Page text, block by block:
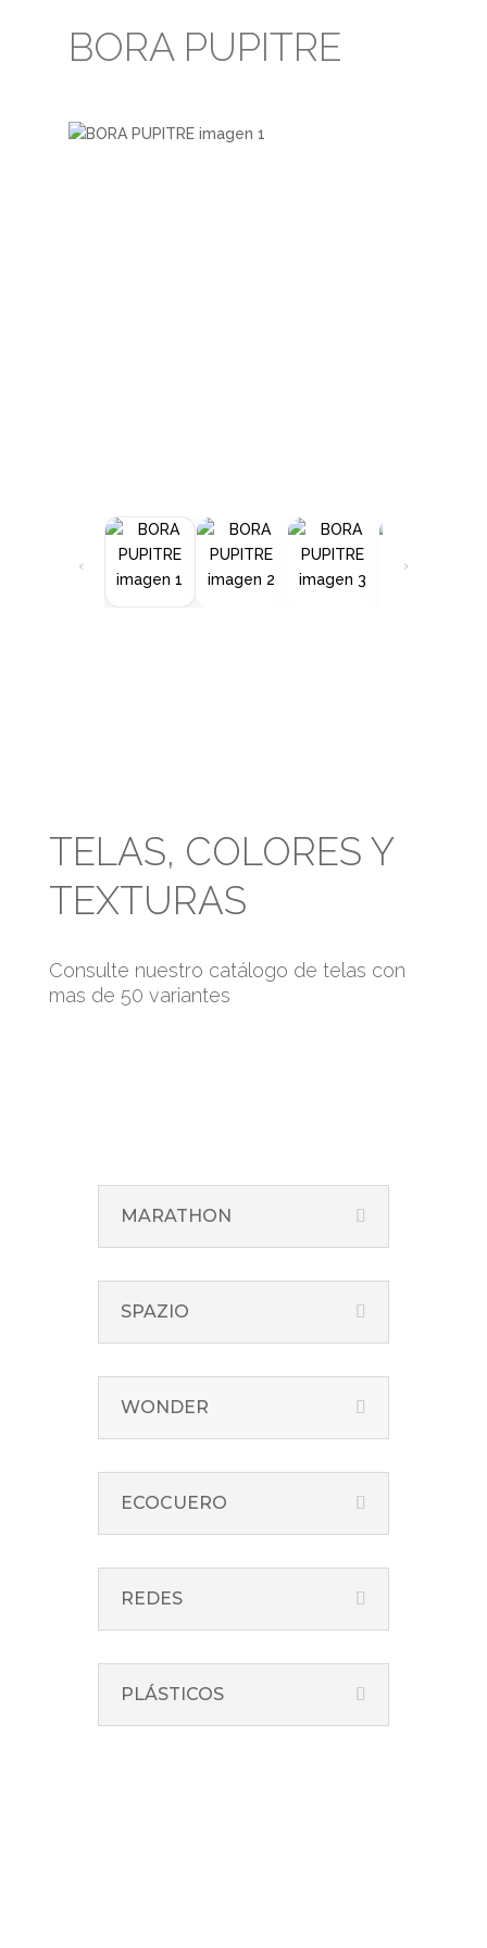
BORA PUPITRE
‹ ›
TELAS, COLORES Y
TEXTURAS
Consulte nuestro catálogo de telas con
mas de 50 variantes
MARATHON
SPAZIO
WONDER
ECOCUERO
REDES
PLÁSTICOS